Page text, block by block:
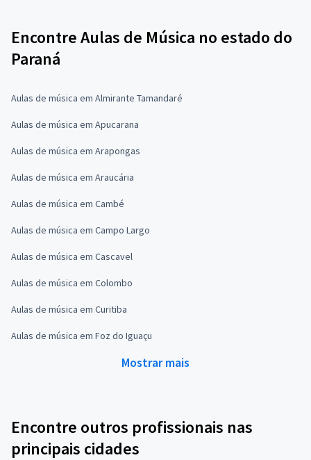
Encontre Aulas de Música no estado do
Paraná
Aulas de música em Almirante Tamandaré
Aulas de música em Apucarana
Aulas de música em Arapongas
Aulas de música em Araucária
Aulas de música em Cambé
Aulas de música em Campo Largo
Aulas de música em Cascavel
Aulas de música em Colombo
Aulas de música em Curitiba
Aulas de música em Foz do Iguaçu
Mostrar mais
Encontre outros profissionais nas
principais cidades